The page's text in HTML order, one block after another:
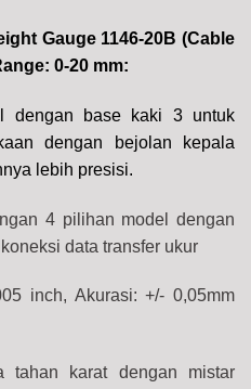
Gauge 1146-20B (Cable
0-20 mm:
dengan base kaki 3 untuk
dengan bejolan kepala
lebih presisi.
4 pilihan model dengan
data transfer ukur
inch, Akurasi: +/- 0,05mm
tahan karat dengan mistar